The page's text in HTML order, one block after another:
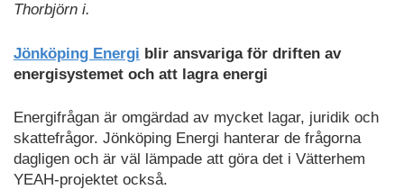
Thorbjörn i.
Jönköping Energi blir ansvariga för driften av
energisystemet och att lagra energi
Energifrågan är omgärdad av mycket lagar, juridik och
skattefrågor. Jönköping Energi hanterar de frågorna
dagligen och är väl lämpade att göra det i Vätterhem
YEAH-projektet också.